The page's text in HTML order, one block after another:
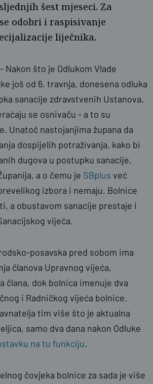
šest mjeseci. Za
odobri i raspisivanje
liječnika.
- Nakon što je Odlukom Vlade
još od 6. travnja, donesena odluka
sanacije zdravstvenih Ustanova,
se osnivaču - a to su
Unatoč nastojanjima župana da
dospijelih potraživanja, kako bi
dugova u postupku sanacije,
a o čemu je SBplus već
izbora i nemaju. Bolnice
a obustavom sanacije prestaje i
vijeća.
posavska pred sobom ima
članova Upravnog vijeća,
člana, dok bolnica imenuje dva
i Radničkog vijeća bolnice.
tim više što je aktualna
samo dva dana nakon Odluke
na tu funkciju.
čovjeka bolnice za sada je više